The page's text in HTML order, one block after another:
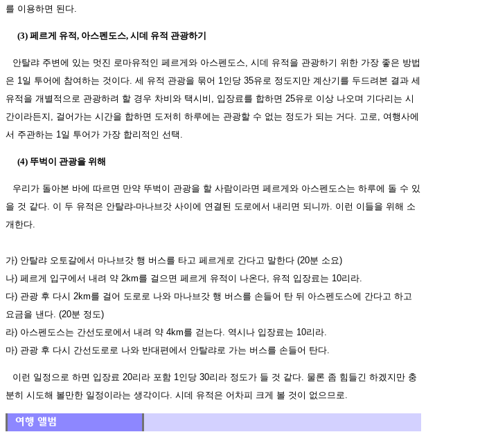
를 이용하면 된다.
(3) 페르게 유적, 아스펜도스, 시데 유적 관광하기
안탈랴 주변에 있는 멋진 로마유적인 페르게와 아스펜도스, 시데 유적을 관광하기 위한 가장 좋은 방법
은 1일 투어에 참여하는 것이다. 세 유적 관광을 묶어 1인당 35유로 정도지만 계산기를 두드려본 결과 세
유적을 개별적으로 관광하려 할 경우 차비와 택시비, 입장료를 합하면 25유로 이상 나오며 기다리는 시
간이라든지, 걸어가는 시간을 합하면 도저히 하루에는 관광할 수 없는 정도가 되는 거다. 고로, 여행사에
서 주관하는 1일 투어가 가장 합리적인 선택.
(4) 뚜벅이 관광을 위해
우리가 돌아본 바에 따르면 만약 뚜벅이 관광을 할 사람이라면 페르게와 아스펜도스는 하루에 돌 수 있
을 것 같다. 이 두 유적은 안탈랴-마나브갓 사이에 연결된 도로에서 내리면 되니까. 이런 이들을 위해 소
개한다.
가) 안탈랴 오토갈에서 마나브갓 행 버스를 타고 페르게로 간다고 말한다 (20분 소요)
나) 페르게 입구에서 내려 약 2km를 걸으면 페르게 유적이 나온다, 유적 입장료는 10리라.
다) 관광 후 다시 2km를 걸어 도로로 나와 마나브갓 행 버스를 손들어 탄 뒤 아스펜도스에 간다고 하고
요금을 낸다. (20분 정도)
라) 아스펜도스는 간선도로에서 내려 약 4km를 걷는다. 역시나 입장료는 10리라.
마) 관광 후 다시 간선도로로 나와 반대편에서 안탈랴로 가는 버스를 손들어 탄다.
이런 일정으로 하면 입장료 20리라 포함 1인당 30리라 정도가 들 것 같다. 물론 좀 힘들긴 하겠지만 충
분히 시도해 볼만한 일정이라는 생각이다. 시데 유적은 어차피 크게 볼 것이 없으므로.